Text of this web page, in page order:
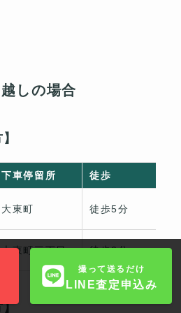
しの場合
下車停留所 徒歩
大東町 徒歩5分
大東町三丁目 徒歩2分
】
撮って送るだけ
LINE査定申込み